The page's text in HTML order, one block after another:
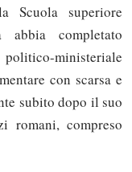
Scuola superiore
abbia completato
ministeriale
con scarsa e
subito dopo il suo
romani, compreso